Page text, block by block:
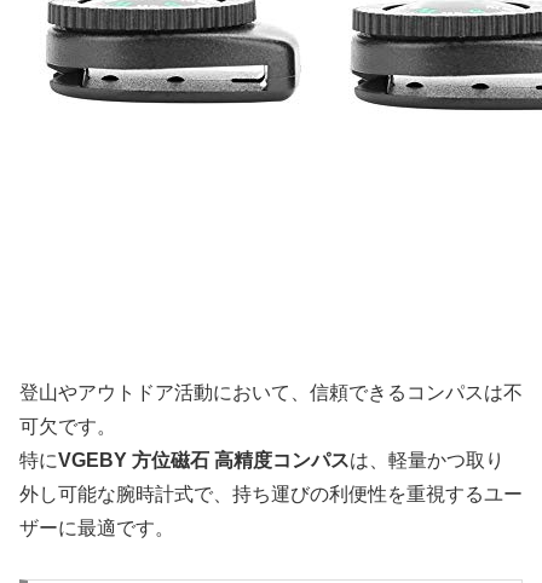
登山やアウトドア活動において、信頼できるコンパスは不
可欠です。
特にVGEBY 方位磁石 高精度コンパスは、軽量かつ取り
外し可能な腕時計式で、持ち運びの利便性を重視するユー
ザーに最適です。